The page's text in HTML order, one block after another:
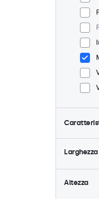
Larghezza
Altezza